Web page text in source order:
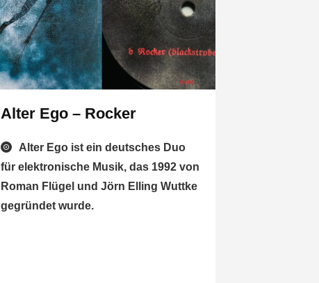
Alter Ego – Rocker
Alter Ego ist ein deutsches Duo
für elektronische Musik, das 1992 von
Roman Flügel und Jörn Elling Wuttke
gegründet wurde.